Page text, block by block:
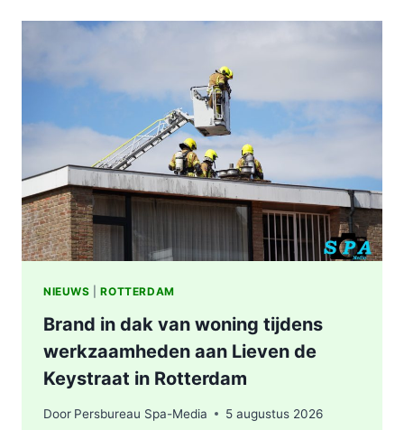
WONING
SENIORENFLAT
WATERTORENWEG
IN
ROTTERDAM
NIEUWS |ROTTERDAM
Brand in dak van woning tijdens
werkzaamheden aan Lieven de
Keystraat in Rotterdam
Door Persbureau Spa-Media 5 augustus 2026